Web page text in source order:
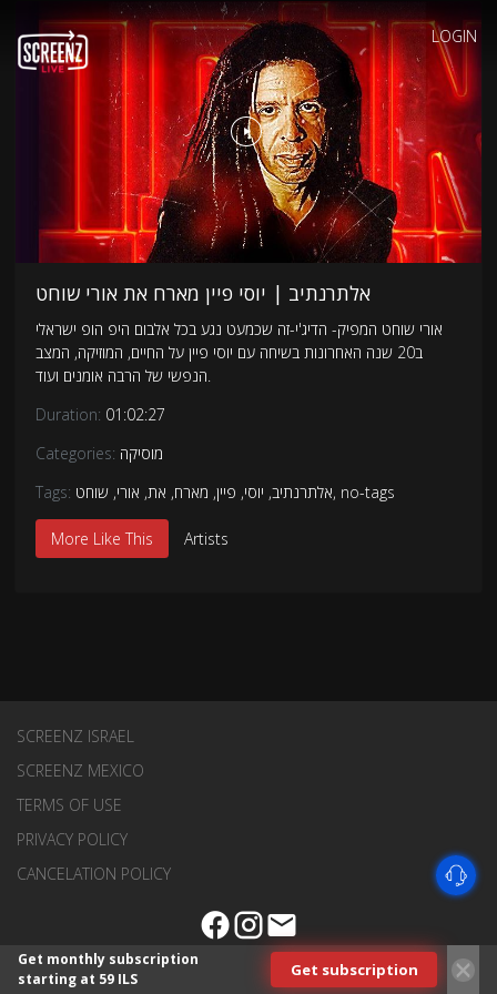
LOGIN
אלתרנתיב | יוסי פיין מארח את אורי שוחט
אורי שוחט המפיק- הדיג'י-זה שכמעט נגע בכל אלבום היפ הופ ישראלי
ב20 שנה האחרונות בשיחה עם יוסי פיין על החיים, המוזיקה, המצב
הנפשי של הרבה אומנים ועוד.
Duration: 01:02:27
Categories: מוסיקה
Tags:
אלתרנתיב, יוסי, פיין, מארח, את, אורי,שוחט , no-tags
More Like This Artists
SCREENZ ISRAEL
SCREENZ MEXICO
TERMS OF USE
PRIVACY POLICY
CANCELATION POLICY
Get monthly subscription
starting at 59 ILS
Get subscription